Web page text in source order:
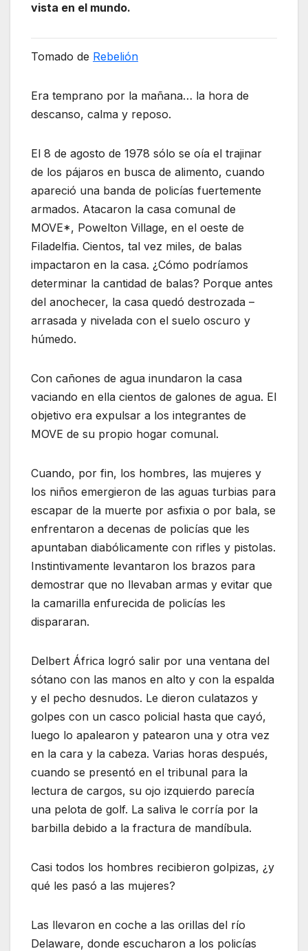
vista en el mundo.
Tomado de Rebelión
Era temprano por la mañana… la hora de
descanso, calma y reposo.
El 8 de agosto de 1978 sólo se oía el trajinar
de los pájaros en busca de alimento, cuando
apareció una banda de policías fuertemente
armados. Atacaron la casa comunal de
MOVE*, Powelton Village, en el oeste de
Filadelfia. Cientos, tal vez miles, de balas
impactaron en la casa. ¿Cómo podríamos
determinar la cantidad de balas? Porque antes
del anochecer, la casa quedó destrozada –
arrasada y nivelada con el suelo oscuro y
húmedo.
Con cañones de agua inundaron la casa
vaciando en ella cientos de galones de agua. El
objetivo era expulsar a los integrantes de
MOVE de su propio hogar comunal.
Cuando, por fin, los hombres, las mujeres y
los niños emergieron de las aguas turbias para
escapar de la muerte por asfixia o por bala, se
enfrentaron a decenas de policías que les
apuntaban diabólicamente con rifles y pistolas.
Instintivamente levantaron los brazos para
demostrar que no llevaban armas y evitar que
la camarilla enfurecida de policías les
dispararan.
Delbert África logró salir por una ventana del
sótano con las manos en alto y con la espalda
y el pecho desnudos. Le dieron culatazos y
golpes con un casco policial hasta que cayó,
luego lo apalearon y patearon una y otra vez
en la cara y la cabeza. Varias horas después,
cuando se presentó en el tribunal para la
lectura de cargos, su ojo izquierdo parecía
una pelota de golf. La saliva le corría por la
barbilla debido a la fractura de mandíbula.
Casi todos los hombres recibieron golpizas, ¿y
qué les pasó a las mujeres?
Las llevaron en coche a las orillas del río
Delaware, donde escucharon a los policías